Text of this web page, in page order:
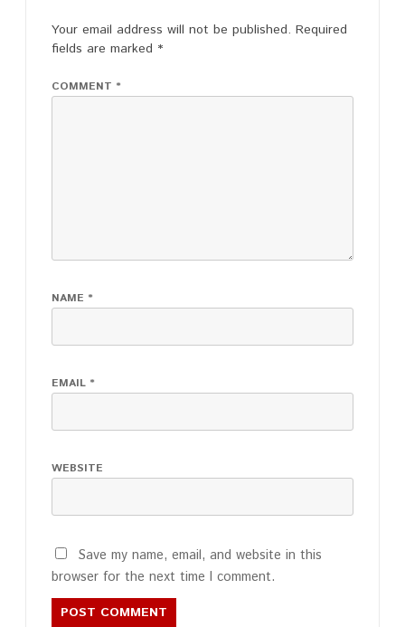
Your email address will not be published. Required
fields are marked *
COMMENT *
NAME *
EMAIL *
WEBSITE
Save my name, email, and website in this
browser for the next time I comment.